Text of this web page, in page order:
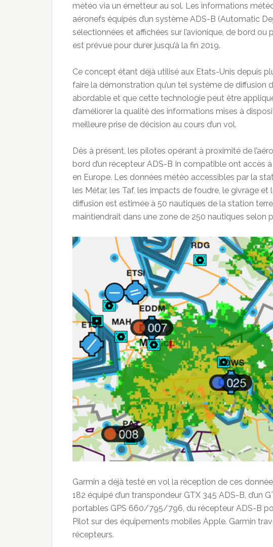
météo via un émetteur au sol. Les informations
aéronefs équipés d’un système ADS-B (Automatic
sélectionnées et affichées sur l’avionique, de bord ou
est prévue pour durer jusqu’à la fin 2019.
Ce concept étant déjà utilisé aux Etats-Unis depuis
faire la démonstration qu’un tel système de
abordable et que cette technologie peut être
d’améliorer la qualité des informations mises à
meilleure prise de décision au cours d’un vol.
Dès à présent, les pilotes opérant à proximité de
bord d’un récepteur ADS-B In compatible ont accès
en Europe. Les données météo accessibles par la
les Métar, les Taf, les impacts de foudre, le givrage
diffusion est estimée à 50 nautiques de la station
maintiendrait dans une zone de 250 nautiques selon
Garmin a déjà testé en vol la réception de ces
182 équipé d’un transpondeur GTX 345 ADS-B, d’un
portables GPS 660/795/796, du récepteur ADS-B
Pilot sur des équipements mobiles Apple. Garmin
récepteurs.